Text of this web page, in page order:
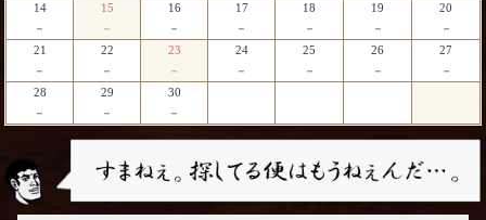
14
－
15
－
16
－
17
－
18
－
19
－
20
－
21
－
22
－
23
－
24
－
25
－
26
－
27
－
28
－
29
－
30
－